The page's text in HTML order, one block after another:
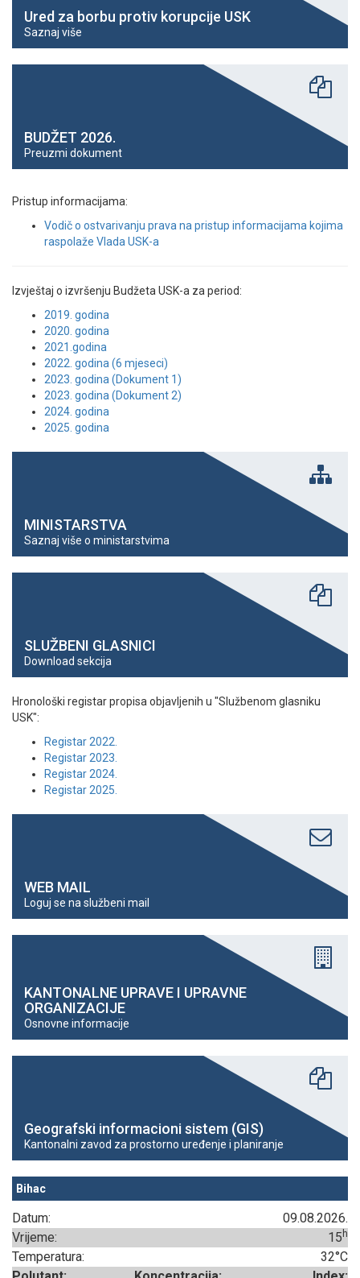
Ured za borbu protiv korupcije USK
Saznaj više
BUDŽET 2026.
Preuzmi dokument
Pristup informacijama:
Vodič o ostvarivanju prava na pristup informacijama kojima
raspolaže Vlada USK-a
Izvještaj o izvršenju Budžeta USK-a za period:
2019. godina
2020. godina
2021.godina
2022. godina (6 mjeseci)
2023. godina (Dokument 1)
2023. godina (Dokument 2)
2024. godina
2025. godina
MINISTARSTVA
Saznaj više o ministarstvima
SLUŽBENI GLASNICI
Download sekcija
Hronološki registar propisa objavljenih u "Službenom glasniku
USK":
Registar 2022.
Registar 2023.
Registar 2024.
Registar 2025.
WEB MAIL
Loguj se na službeni mail
KANTONALNE UPRAVE I UPRAVNE
ORGANIZACIJE
Osnovne informacije
Geografski informacioni sistem (GIS)
Kantonalni zavod za prostorno uređenje i planiranje
Bihac
Datum:
09.08.2026.
Vrijeme:
15 h
Temperatura:
32°C